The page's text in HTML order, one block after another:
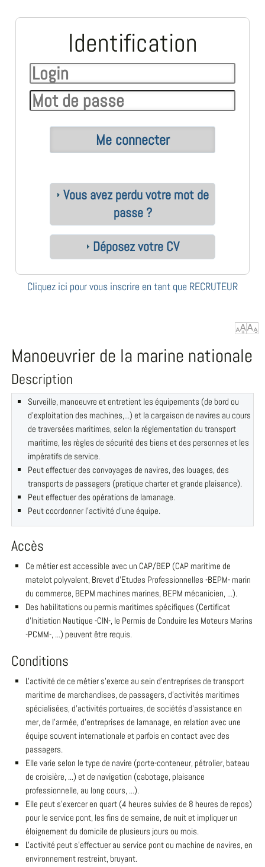
Identification
Vous avez perdu votre mot de
passe ?
Déposez votre CV
Cliquez ici pour vous inscrire en tant que RECRUTEUR
Manoeuvrier de la marine nationale
Description
Surveille, manoeuvre et entretient les équipements (de bord ou
d'exploitation des machines,...) et la cargaison de navires au cours
de traversées maritimes, selon la réglementation du transport
maritime, les règles de sécurité des biens et des personnes et les
impératifs de service.
Peut effectuer des convoyages de navires, des louages, des
transports de passagers (pratique charter et grande plaisance).
Peut effectuer des opérations de lamanage.
Peut coordonner l'activité d'une équipe.
Accès
Ce métier est accessible avec un CAP/BEP (CAP maritime de
matelot polyvalent, Brevet d'Etudes Professionnelles -BEPM- marin
du commerce, BEPM machines marines, BEPM mécanicien, ...).
Des habilitations ou permis maritimes spécifiques (Certificat
d'Initiation Nautique -CIN-, le Permis de Conduire les Moteurs Marins
-PCMM-, ...) peuvent être requis.
Conditions
L'activité de ce métier s'exerce au sein d'entreprises de transport
maritime de marchandises, de passagers, d'activités maritimes
spécialisées, d'activités portuaires, de sociétés d'assistance en
mer, de l'armée, d'entreprises de lamanage, en relation avec une
équipe souvent internationale et parfois en contact avec des
passagers.
Elle varie selon le type de navire (porte-conteneur, pétrolier, bateau
de croisière, ...) et de navigation (cabotage, plaisance
professionnelle, au long cours, ...).
Elle peut s'exercer en quart (4 heures suivies de 8 heures de repos)
pour le service pont, les fins de semaine, de nuit et impliquer un
éloignement du domicile de plusieurs jours ou mois.
L'activité peut s'effectuer au service pont ou machine de navires, en
environnement restreint, bruyant.